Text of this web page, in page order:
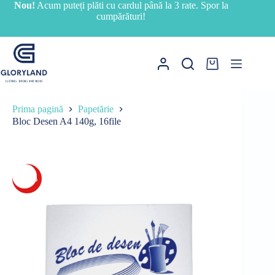
SariNou! Acum puteți plăti cu cardul până la 3 rate. Spor la
cumpărături!
Coș
Prima pagină
Papetărie
Bloc Desen A4 140g, 16file
-27%